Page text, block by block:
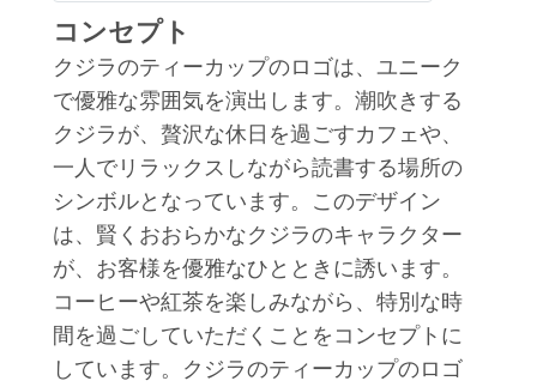
コンセプト
クジラのティーカップのロゴは、ユニーク
で優雅な雰囲気を演出します。潮吹きする
クジラが、贅沢な休日を過ごすカフェや、
一人でリラックスしながら読書する場所の
シンボルとなっています。このデザイン
は、賢くおおらかなクジラのキャラクター
が、お客様を優雅なひとときに誘います。
コーヒーや紅茶を楽しみながら、特別な時
間を過ごしていただくことをコンセプトに
しています。クジラのティーカップのロゴ